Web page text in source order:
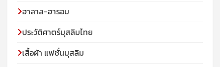
ฮาลาล-ฮารอม
ประวัติศาตร์มุสลิมไทย
เสื้อผ้า แฟชั่นมุสลิม